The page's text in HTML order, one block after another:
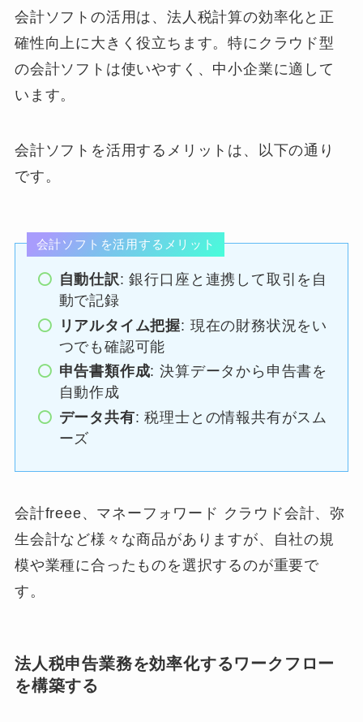
会計ソフトの活用は、法人税計算の効率化と正
確性向上に大きく役立ちます。特にクラウド型
の会計ソフトは使いやすく、中小企業に適して
います。
会計ソフトを活用するメリットは、以下の通り
です。
会計ソフトを活用するメリット
自動仕訳: 銀行口座と連携して取引を自
動で記録
リアルタイム把握: 現在の財務状況をい
つでも確認可能
申告書類作成: 決算データから申告書を
自動作成
データ共有: 税理士との情報共有がスム
ーズ
会計freee、マネーフォワード クラウド会計、弥
生会計など様々な商品がありますが、自社の規
模や業種に合ったものを選択するのが重要で
す。
法人税申告業務を効率化するワークフロー
を構築する